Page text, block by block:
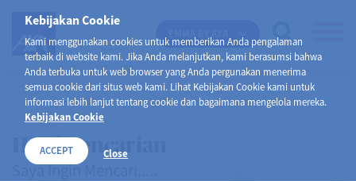
Kebijakan Cookie
Kami menggunakan cookies untuk memberikan Anda pengalaman
terbaik di website kami. Jika Anda melanjutkan, kami berasumsi bahwa
Anda terbuka untuk web browser yang Anda pergunakan menerima
semua cookie dari situs web kami. Lihat Kebijakan Cookie kami untuk
informasi lebih lanjut tentang cookie dan bagaimana mengelola mereka.
Kebijakan Cookie
ACCEPT Close
Hasil Pencarian
Saya Ingin Mencari.....